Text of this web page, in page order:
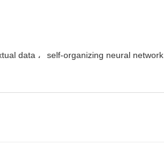
data self-organizing neural network